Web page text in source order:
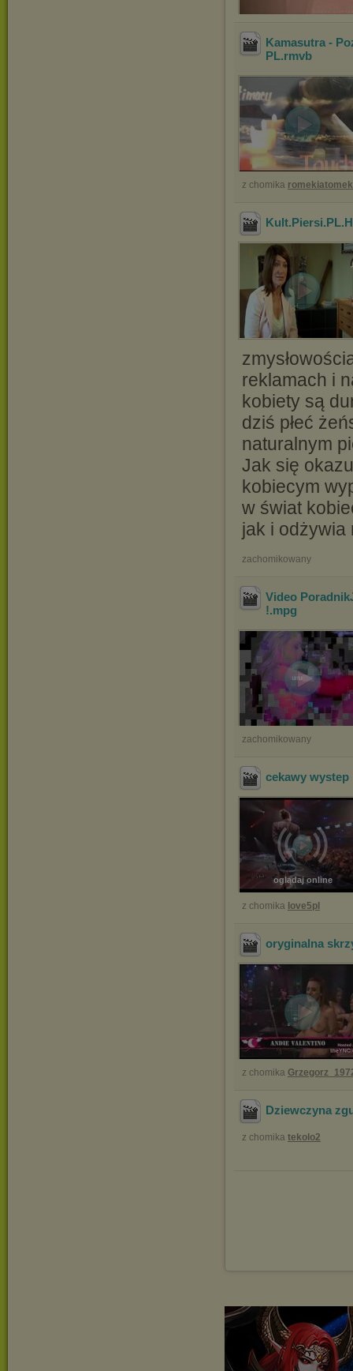
Kamasutra -
PL.rmvb
z chomika
reklamach i
kobiety są
dziś płeć
naturalnym
Jak się
kobiecym
w świat
jak i odżywia
zachomikowany
Video
!.mpg
zachomikowany
cekawy wystep
oglądaj online
z chomika love5pl
oryginalna
z chomika
Dziewczyna
z chomika tekolo2